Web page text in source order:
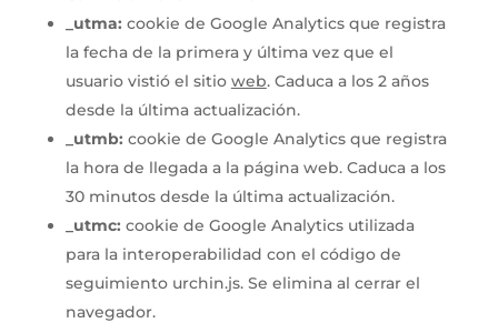
_utma: cookie de Google Analytics que registra
la fecha de la primera y última vez que el
usuario vistió el sitio web. Caduca a los 2 años
desde la última actualización.
_utmb: cookie de Google Analytics que registra
la hora de llegada a la página web. Caduca a los
30 minutos desde la última actualización.
_utmc: cookie de Google Analytics utilizada
para la interoperabilidad con el código de
seguimiento urchin.js. Se elimina al cerrar el
navegador.